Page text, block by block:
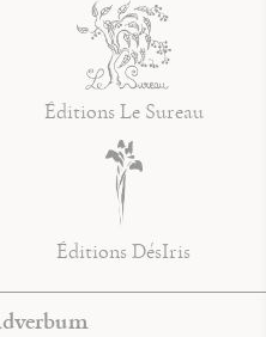
Éditions Le Sureau
Éditions DésIris